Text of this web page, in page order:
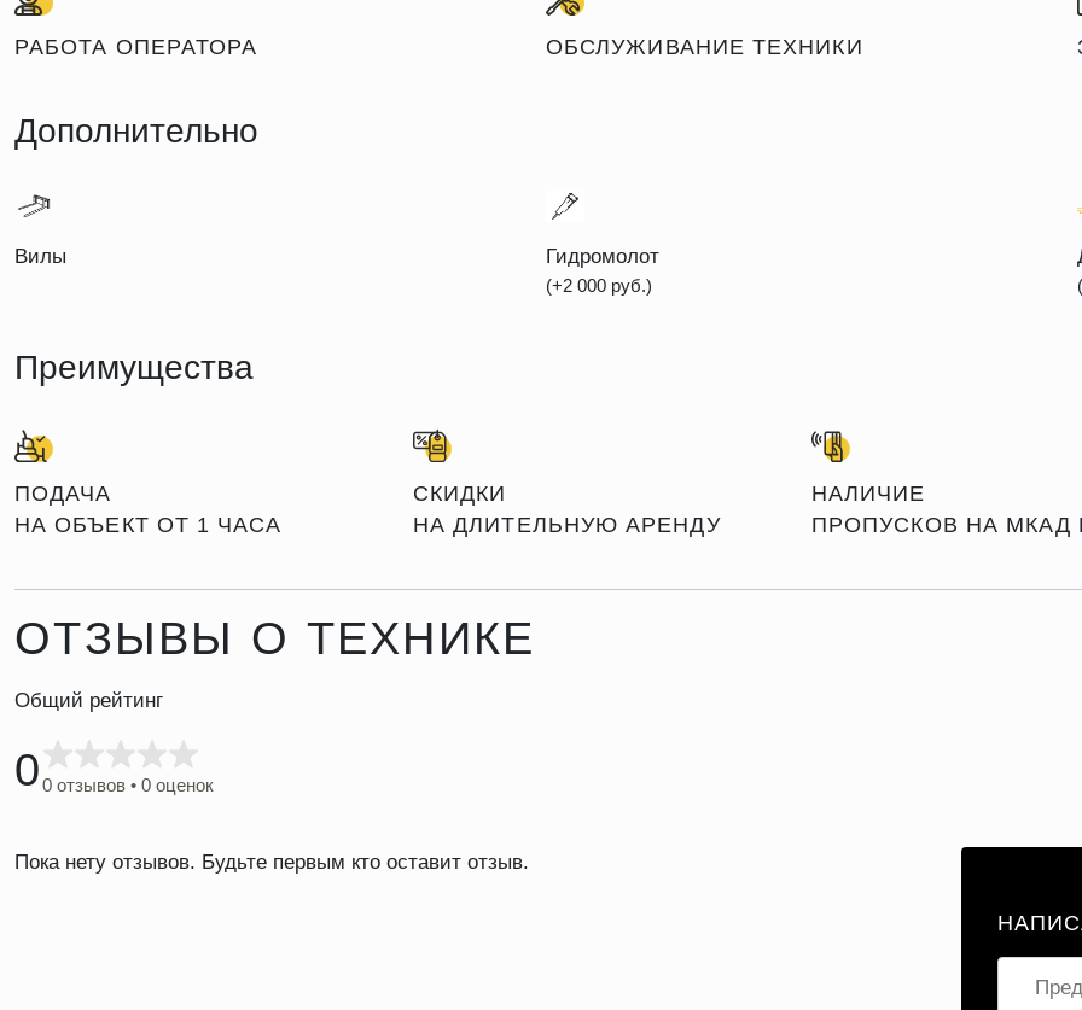
РАБОТА ОПЕРАТОРА ОБСЛУЖИВАНИЕ ТЕХНИКИ
Дополнительно
Вилы Гидромолот
(+2 000 руб.)
Преимущества
ПОДАЧА
НА ОБЪЕКТ ОТ 1 ЧАСА
СКИДКИ
НА ДЛИТЕЛЬНУЮ АРЕНДУ
НАЛИЧИЕ
ПРОПУСКОВ НА МКАД
ОТЗЫВЫ О ТЕХНИКЕ
Общий рейтинг
00 отзывов • 0 оценок
Пока нету отзывов. Будьте первым кто оставит отзыв.